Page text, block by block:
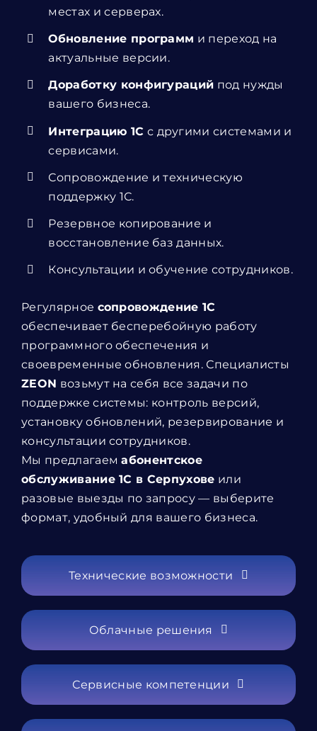
местах и серверах.
Обновление программ и переход на
актуальные версии.
Доработку конфигураций под нужды
вашего бизнеса.
Интеграцию 1С с другими системами и
сервисами.
Сопровождение и техническую
поддержку 1С.
Резервное копирование и
восстановление баз данных.
Консультации и обучение сотрудников.
Регулярное сопровождение 1С
обеспечивает бесперебойную работу
программного обеспечения и
своевременные обновления. Специалисты
ZEON возьмут на себя все задачи по
поддержке системы: контроль версий,
установку обновлений, резервирование и
консультации сотрудников.
Мы предлагаемабонентское
обслуживание 1С в Серпухове или
разовые выезды по запросу — выберите
формат, удобный для вашего бизнеса.
Технические возможности
Облачные решения
Сервисные компетенции